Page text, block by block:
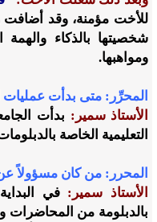
للأخت مؤمنة، وقد أضافت
شخصيتها بالذكاء والهمة
ومواهبها.
المحرِّر: متى بدأت عمليات
الأستاذ سمير: بدأت
التعليمية الخاصة بالدبلومات
المحرر: من كان مسؤولاً
الأستاذ سمير: في
بالدبلومة من المحاضرات